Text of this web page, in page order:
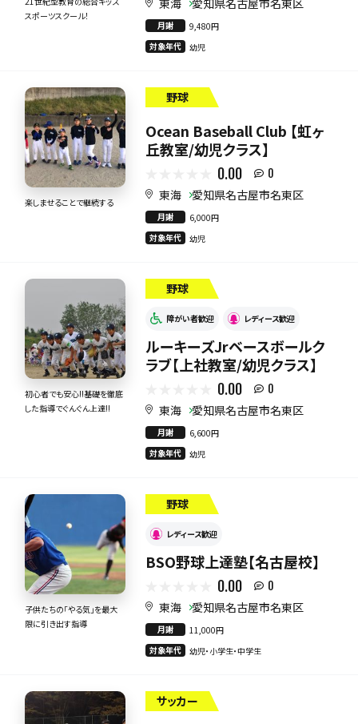
スポーツスクール！
東海 愛知県名古屋市名東区
月謝
9,480円
対象年代
幼児
楽しませることで継続する
野球
Ocean Baseball Club 【虹ヶ
丘教室/幼児クラス】
0.00 0
東海 愛知県名古屋市名東区
月謝
6,000円
対象年代
幼児
初心者でも安心!!基礎を徹底
した指導でぐんぐん上達!!
野球
障がい者歓迎 レディース歓迎
ルーキーズJrベースボールク
ラブ【上社教室/幼児クラス】
0.00 0
東海 愛知県名古屋市名東区
月謝
6,600円
対象年代
幼児
子供たちの「やる気」を最大
限に引き出す指導
野球
レディース歓迎
BSO野球上達塾【名古屋校】
0.00 0
東海 愛知県名古屋市名東区
月謝
11,000円
対象年代
幼児・小学生・中学生
サッカー